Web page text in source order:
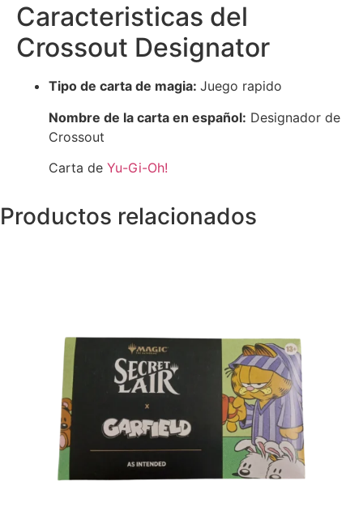
Caracteristicas del
Crossout Designator
Tipo de carta de magia: Juego rapido
Nombre de la carta en español: Designador de
Crossout
Carta de Yu-Gi-Oh!
Productos relacionados